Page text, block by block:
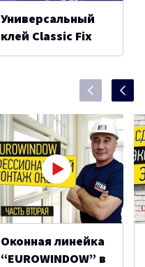
Универсальный
клей Classic Fix
Оконная линейка
“EUROWINDOW” в